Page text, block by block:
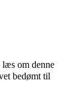
læs om denne
bedømt til